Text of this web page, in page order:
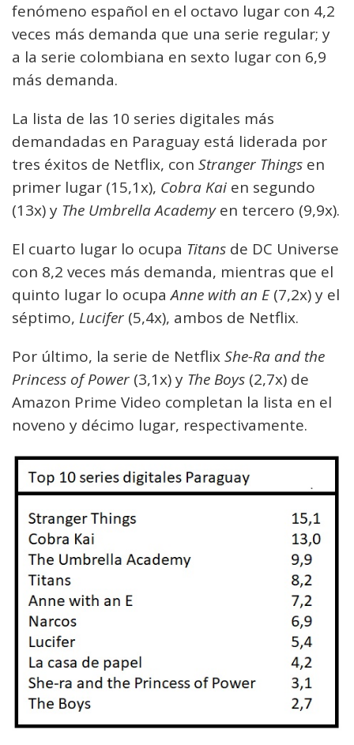
fenómeno español en el octavo lugar con 4,2
veces más demanda que una serie regular; y
a la serie colombiana en sexto lugar con 6,9
más demanda.
La lista de las 10 series digitales más
demandadas en Paraguay está liderada por
tres éxitos de Netflix, con Stranger Things en
primer lugar (15,1x), Cobra Kai en segundo
(13x) y The Umbrella Academyen tercero (9,9x).
El cuarto lugar lo ocupa Titans de DC Universe
con 8,2 veces más demanda, mientras que el
quinto lugar lo ocupaAnne with an E(7,2x) y el
séptimo, Lucifer (5,4x), ambos de Netflix.
Por último, la serie de NetflixShe-Ra and the
Princess of Power (3,1x) y The Boys (2,7x) de
Amazon Prime Video completan la lista en el
noveno y décimo lugar, respectivamente.